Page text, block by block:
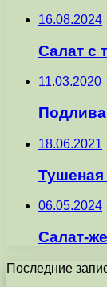
16.08.2024
Салат с
11.03.2020
18.06.2021
06.05.2024
Салат-
Последние